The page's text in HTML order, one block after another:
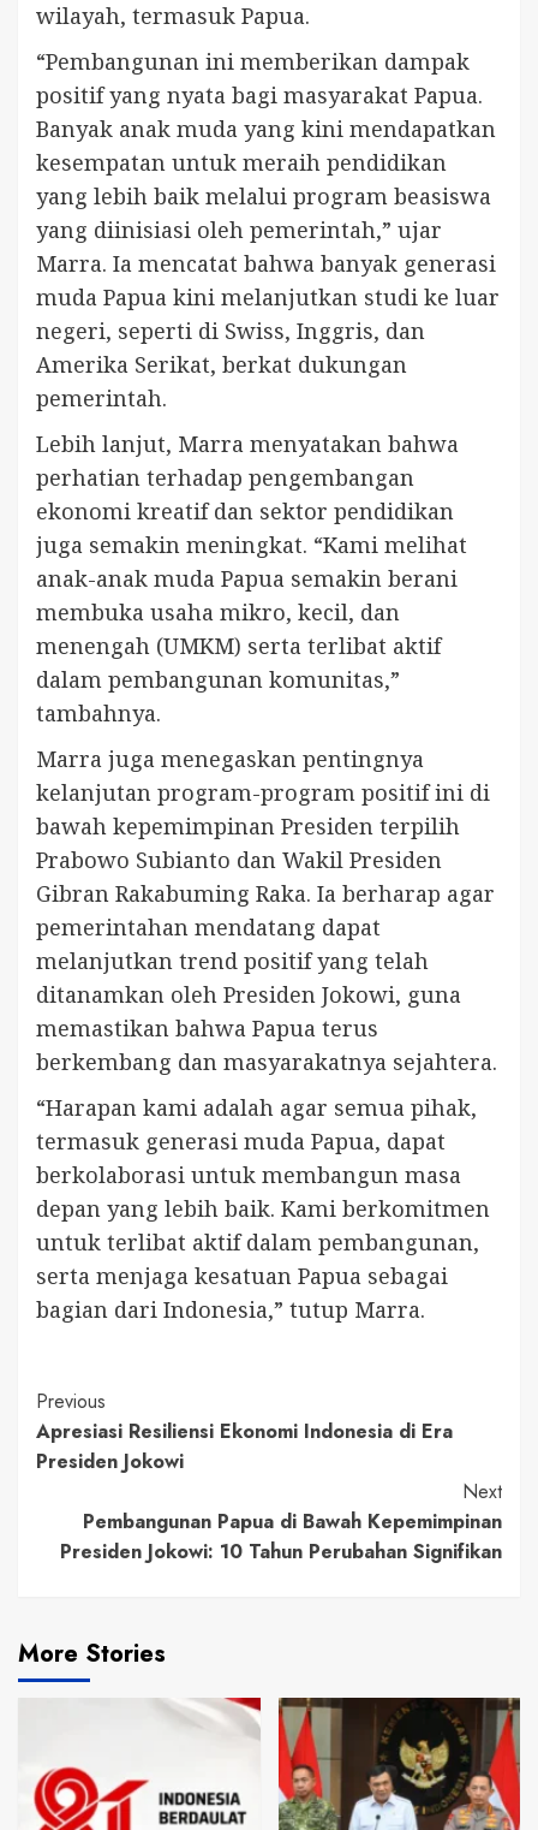
wilayah, termasuk Papua.
“Pembangunan ini memberikan dampak
positif yang nyata bagi masyarakat Papua.
Banyak anak muda yang kini mendapatkan
kesempatan untuk meraih pendidikan
yang lebih baik melalui program beasiswa
yang diinisiasi oleh pemerintah,” ujar
Marra. Ia mencatat bahwa banyak generasi
muda Papua kini melanjutkan studi ke luar
negeri, seperti di Swiss, Inggris, dan
Amerika Serikat, berkat dukungan
pemerintah.
Lebih lanjut, Marra menyatakan bahwa
perhatian terhadap pengembangan
ekonomi kreatif dan sektor pendidikan
juga semakin meningkat. “Kami melihat
anak-anak muda Papua semakin berani
membuka usaha mikro, kecil, dan
menengah (UMKM) serta terlibat aktif
dalam pembangunan komunitas,”
tambahnya.
Marra juga menegaskan pentingnya
kelanjutan program-program positif ini di
bawah kepemimpinan Presiden terpilih
Prabowo Subianto dan Wakil Presiden
Gibran Rakabuming Raka. Ia berharap agar
pemerintahan mendatang dapat
melanjutkan trend positif yang telah
ditanamkan oleh Presiden Jokowi, guna
memastikan bahwa Papua terus
berkembang dan masyarakatnya sejahtera.
“Harapan kami adalah agar semua pihak,
termasuk generasi muda Papua, dapat
berkolaborasi untuk membangun masa
depan yang lebih baik. Kami berkomitmen
untuk terlibat aktif dalam pembangunan,
serta menjaga kesatuan Papua sebagai
bagian dari Indonesia,” tutup Marra.
Continue
Reading
Previous
Apresiasi Resiliensi Ekonomi Indonesia di Era
Presiden Jokowi
Next
Pembangunan Papua di Bawah Kepemimpinan
Presiden Jokowi: 10 Tahun Perubahan Signifikan
More Stories